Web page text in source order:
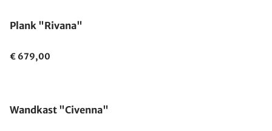
Plank "Rivana"
€ 679,00
Wandkast "Civenna"